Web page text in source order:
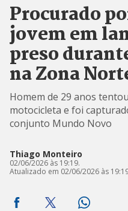
Procurado
jovem em
preso
na Zona
Homem de 29 anos
motocicleta e foi
conjunto Mundo Novo
Thiago Monteiro
02/06/2026 às 19:19.
Atualizado em 02/06/2026 às